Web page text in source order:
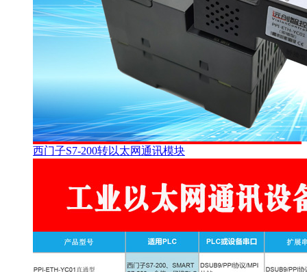
西门子S7-200转以太网通讯模块